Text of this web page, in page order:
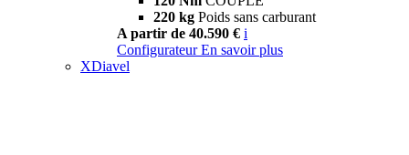
220 kg Poids sans carburant
A partir de 40.590 € i
Configurateur En savoir plus
XDiavel